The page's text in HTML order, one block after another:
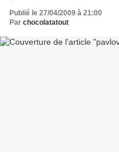
Publié le 27/04/2009 à 21:00
Par chocolatatout